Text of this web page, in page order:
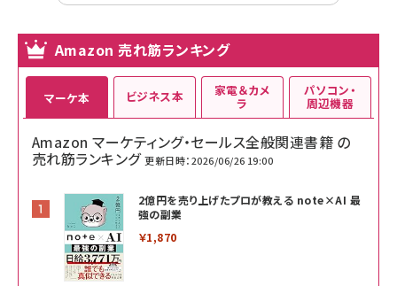
Amazon 売れ筋ランキング
マーケ本
Amazon マーケティング・セールス全般関連書籍 の
売れ筋ランキング 更新日時：2026/06/26 19:00
2億円を売り上げたプロが教える note×AI 最
強の副業
￥1,870
ビジネス本 家電＆カメ
ラ
パソコン・
周辺機器